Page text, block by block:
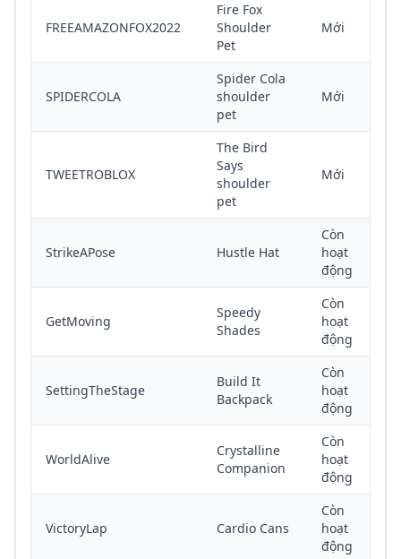
FREEAMAZONFOX2022
Fire Fox
Shoulder
Pet
Mới
SPIDERCOLA
Spider Cola
shoulder
pet
Mới
TWEETROBLOX
The Bird
Says
shoulder
pet
Mới
StrikeAPose Hustle Hat
Còn
hoạt
động
GetMoving
Speedy
Shades
Còn
hoạt
động
SettingTheStage
Build It
Backpack
Còn
hoạt
động
WorldAlive
Crystalline
Companion
Còn
hoạt
động
VictoryLap Cardio Cans
Còn
hoạt
động